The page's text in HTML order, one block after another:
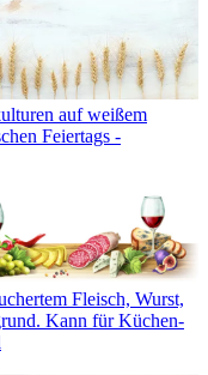
auf weißem
Feiertags -
Fleisch, Wurst,
Kann für Küchen-